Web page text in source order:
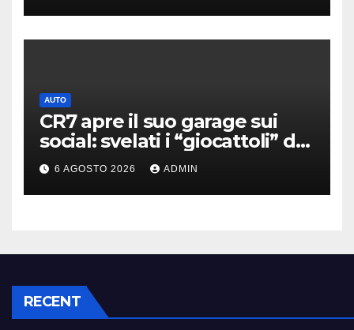
AUTO
CR7 apre il suo garage sui
social: svelati i “giocattoli” da
oltre 40 milioni
6 AGOSTO 2026 ADMIN
RECENT